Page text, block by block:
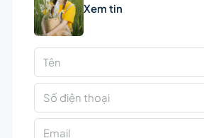
Xem tin